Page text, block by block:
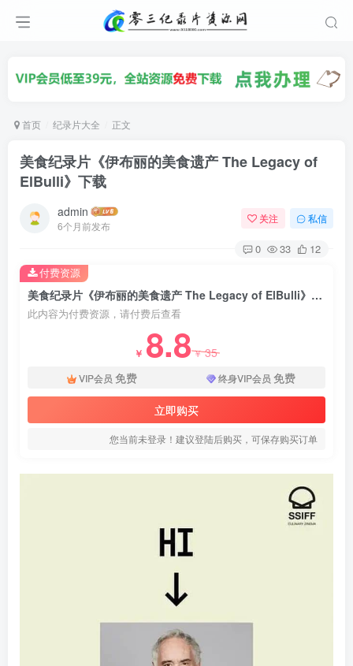
首页 纪录片大全 正文
美食纪录片《伊布丽的美食遗产 The Legacy of
ElBulli》下载
admin
6个月前发布
关注 私信
0 33 12
美食纪录片《伊布丽的美食遗产 The Legacy of ElBulli》下载
此内容为付费资源，请付费后查看
￥ 8.8￥35
VIP会员 免费 终身VIP会员 免费
立即购买
您当前未登录！建议登陆后购买，可保存购买订单
付费资源